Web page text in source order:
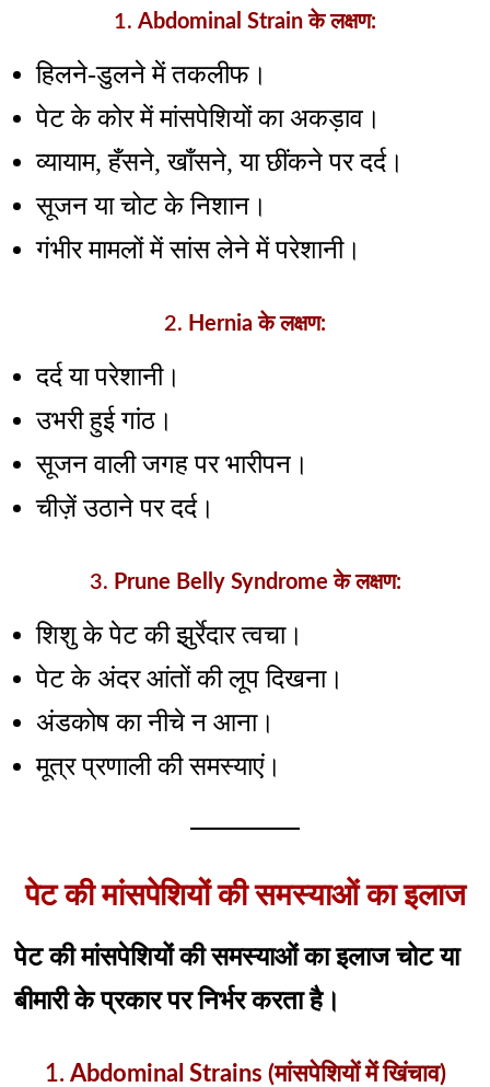
1. Abdominal Strain के लक्षण:
हिलने-डुलने में तकलीफ।
पेट के कोर में मांसपेशियों का अकड़ाव।
व्यायाम, हँसने, खाँसने, या छींकने पर दर्द।
सूजन या चोट के निशान।
गंभीर मामलों में सांस लेने में परेशानी।
2. Hernia के लक्षण:
दर्द या परेशानी।
उभरी हुई गांठ।
सूजन वाली जगह पर भारीपन।
चीज़ें उठाने पर दर्द।
3. Prune Belly Syndrome के लक्षण:
शिशु के पेट की झुर्रेदार त्वचा।
पेट के अंदर आंतों की लूप दिखना।
अंडकोष का नीचे न आना।
मूत्र प्रणाली की समस्याएं।
पेट की मांसपेशियों की समस्याओं का इलाज
पेट की मांसपेशियों की समस्याओं का इलाज चोट या
बीमारी के प्रकार पर निर्भर करता है।
1. Abdominal Strains (मांसपेशियों में खिंचाव)